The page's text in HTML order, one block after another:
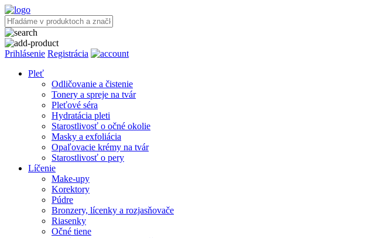
Prihlásenie Registrácia
Pleť
Odličovanie a čistenie
Tonery a spreje na tvár
Pleťové séra
Hydratácia pleti
Starostlivosť o očné okolie
Masky a exfoliácia
Opaľovacie krémy na tvár
Starostlivosť o pery
Líčenie
Make-upy
Korektory
Púdre
Bronzery, lícenky a rozjasňovače
Riasenky
Očné tiene